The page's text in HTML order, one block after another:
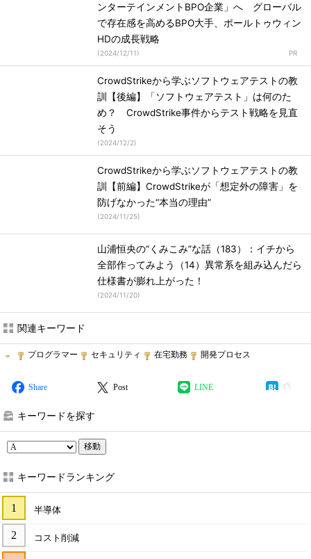
ンターテインメントBPO企業」へ グローバル
で存在感を高めるBPO大手、ポールトゥウィン
HDの成長戦略
(2024/12/11)
CrowdStrikeから学ぶソフトウェアテストの教
訓【後編】「ソフトウェアテスト」は何のた
め？ CrowdStrike事件からテスト戦略を見直
そう
(2024/12/2)
CrowdStrikeから学ぶソフトウェアテストの教
訓【前編】CrowdStrikeが「想定外の障害」を
防げなかった“本当の理由”
(2024/11/25)
山浦恒央の“くみこみ”な話（183）：イチから
全部作ってみよう（14）異常系を組み込んだら
仕様書が膨れ上がった！
(2024/11/20)
関連キーワード
プログラマー セキュリティ 在宅勤務 開発プロセス
Share Post LINE
キーワードを探す
移動
キーワードランキング
半導体
コスト削減